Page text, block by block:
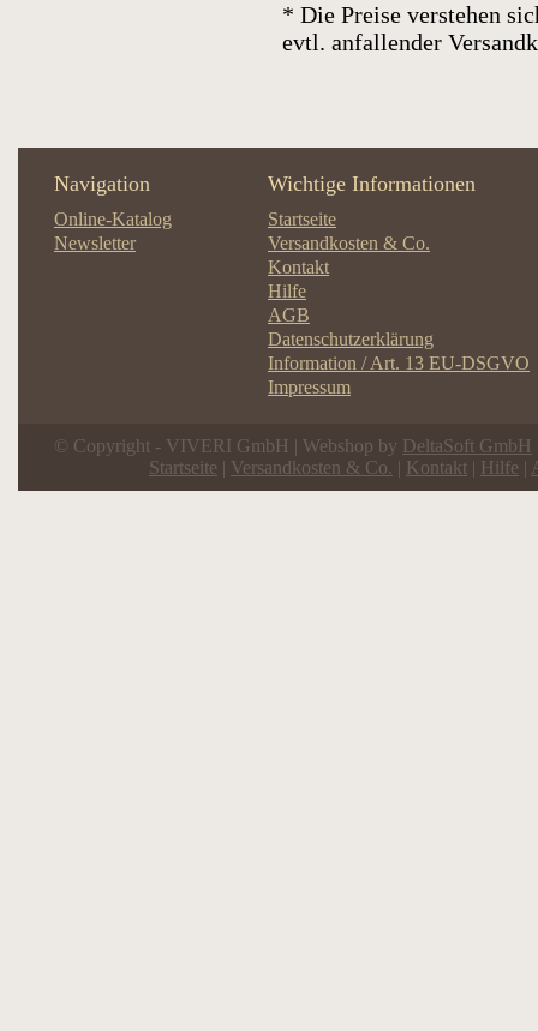
* Die Preise verstehen
evtl. anfallender
Navigation
Online-Katalog
Newsletter
Wichtige Informationen
Startseite
Versandkosten & Co.
Kontakt
Hilfe
AGB
Datenschutzerklärung
Information / Art. 13 EU-DSGVO
Impressum
© Copyright - VIVERI GmbH | Webshop by DeltaSoft GmbH
Startseite | Versandkosten & Co. | Kontakt | Hilfe |